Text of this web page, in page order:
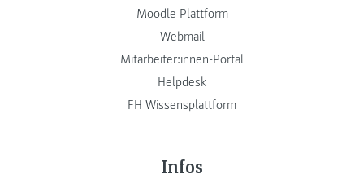
Moodle Plattform
Webmail
Mitarbeiter:innen-Portal
Helpdesk
FH Wissensplattform
Infos